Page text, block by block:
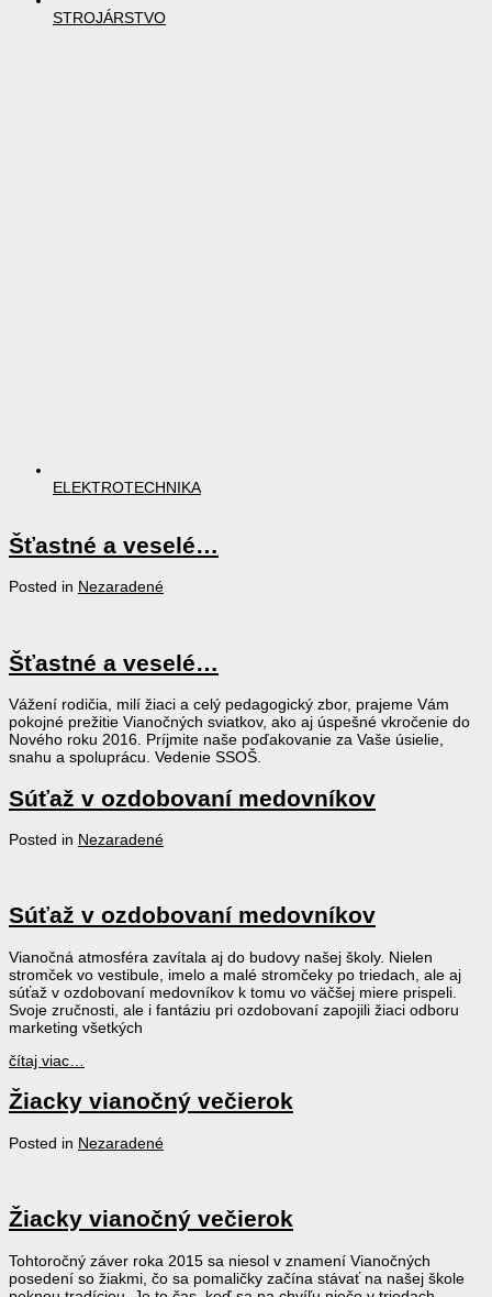
STROJÁRSTVO
ELEKTROTECHNIKA
Šťastné a veselé…
Posted in Nezaradené
Šťastné a veselé…
Vážení rodičia, milí žiaci a celý pedagogický zbor, prajeme Vám
pokojné prežitie Vianočných sviatkov, ako aj úspešné vkročenie do
Nového roku 2016. Príjmite naše poďakovanie za Vaše úsielie,
snahu a spoluprácu. Vedenie SSOŠ.
Súťaž v ozdobovaní medovníkov
Posted in Nezaradené
Súťaž v ozdobovaní medovníkov
Vianočná atmosféra zavítala aj do budovy našej školy. Nielen
stromček vo vestibule, imelo a malé stromčeky po triedach, ale aj
súťaž v ozdobovaní medovníkov k tomu vo väčšej miere prispeli.
Svoje zručnosti, ale i fantáziu pri ozdobovaní zapojili žiaci odboru
marketing všetkých
čítaj viac…
Žiacky vianočný večierok
Posted in Nezaradené
Žiacky vianočný večierok
Tohtoročný záver roka 2015 sa niesol v znamení Vianočných
posedení so žiakmi, čo sa pomaličky začína stávať na našej škole